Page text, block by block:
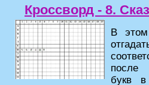
Кроссворд - 8.
В
после
букв